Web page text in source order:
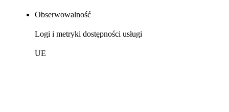
Obserwowalność
Logi i metryki dostępności usługi
UE